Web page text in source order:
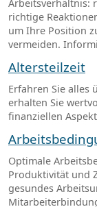
Arbeitsverhältnis:
richtige
um Ihre Position
vermeiden.
Altersteilzeit
Erfahren Sie alles
erhalten Sie
finanziellen
Optimale
Produktivität und
gesundes